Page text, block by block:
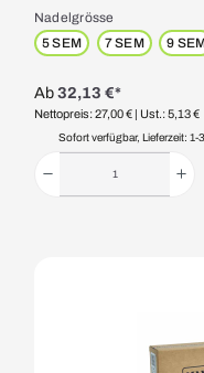
Nadelgrösse
5 SEM
7 SEM 9
Ab32,13 €*
Nettopreis: 27,00 € | Ust.: 5,13 €
Sofort verfügbar, Lieferzeit: 1-